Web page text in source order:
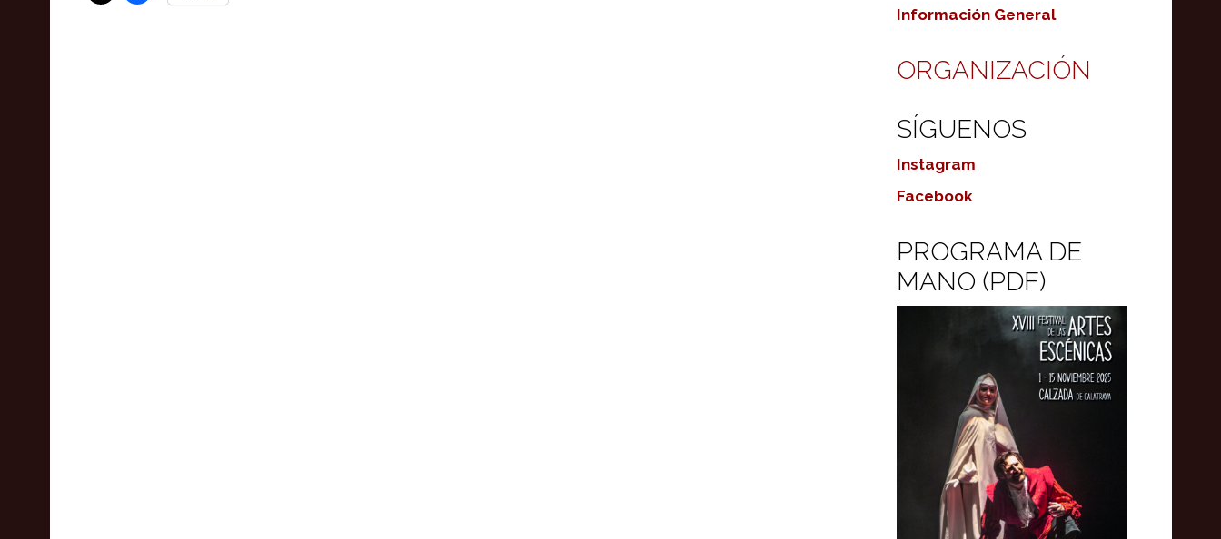
Información General
ORGANIZACIÓN
SÍGUENOS
Instagram
Facebook
PROGRAMA DE
MANO (PDF)